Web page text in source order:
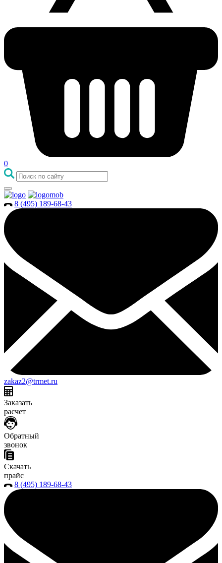
0
8 (495) 189-68-43
zakaz2@trmet.ru
Заказать
расчет
Обратный
звонок
Скачать
прайс
8 (495) 189-68-43